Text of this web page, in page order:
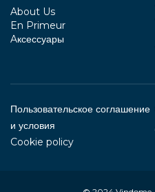
About Us
En Primeur
Aксессуары
Пользовательское соглашение
и условия
Cookie policy